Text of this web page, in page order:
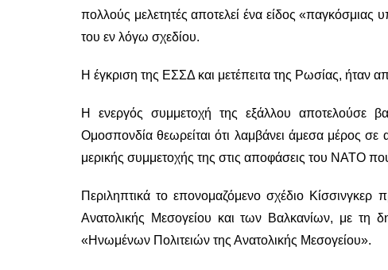
πολλούς μελετητές αποτελεί ένα είδος
του εν λόγω σχεδίου.
Η έγκριση της ΕΣΣΔ και μετέπειτα της Ρωσίας, ήταν
Η ενεργός συμμετοχή της εξάλλου αποτελούσε
Ομοσπονδία θεωρείται ότι λαμβάνει άμεσα μέρος
μερικής συμμετοχής της στις αποφάσεις του ΝΑΤΟ
Περιληπτικά το επονομαζόμενο σχέδιο
Ανατολικής Μεσογείου και των Βαλκανίων, με τη
«Ηνωμένων Πολιτειών της Ανατολικής Μεσογείου».